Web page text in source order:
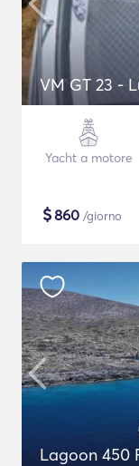
VM GT 23 -
Yacht a motore
$860 /giorno
Lagoon 450